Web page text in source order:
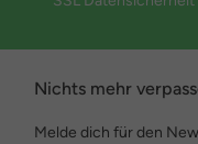
Nichts mehr
Melde dich für den